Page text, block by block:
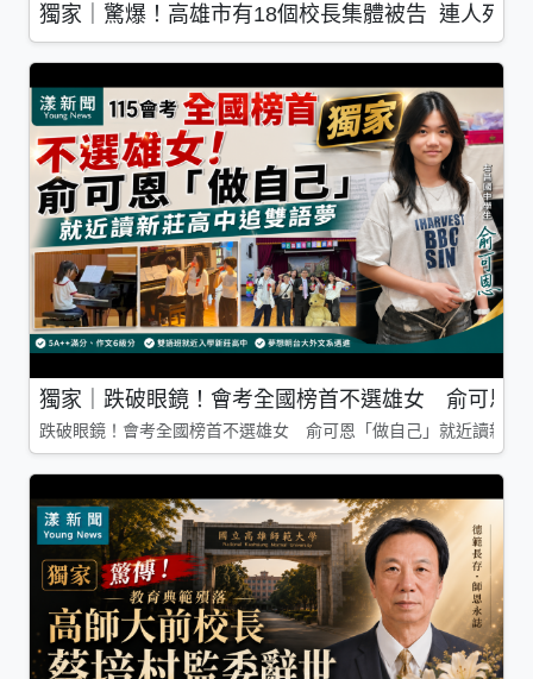
獨家｜驚爆！高雄市有18個校長集體被告 連人死了
獨家｜跌破眼鏡！會考全國榜首不選雄女 俞可恩
跌破眼鏡！會考全國榜首不選雄女 俞可恩「做自己」就近讀新莊